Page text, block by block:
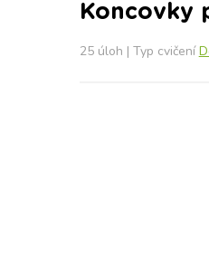
Koncovky
25 úloh | Typ cvičení